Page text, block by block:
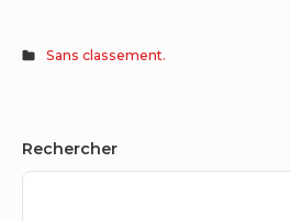
Sans classement.
Sidebar
Widget
Rechercher